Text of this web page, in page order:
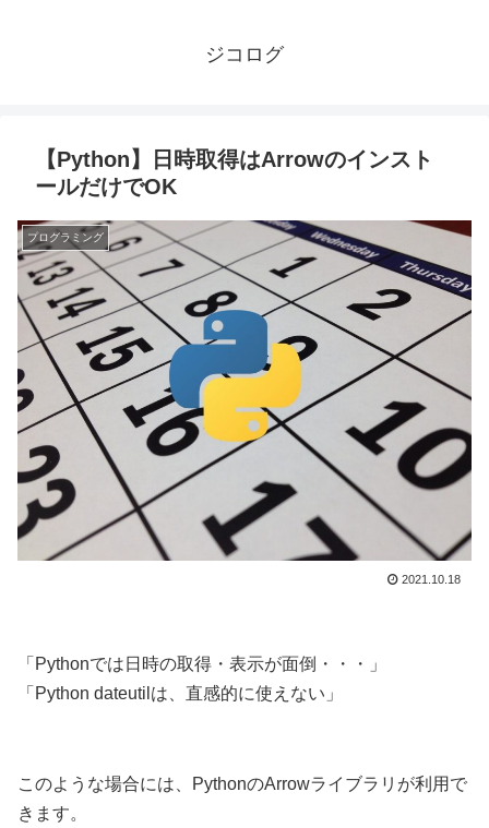
ジコログ
【Python】日時取得はArrowのインスト
ールだけでOK
プログラミング
2021.10.18
「Pythonでは日時の取得・表示が面倒・・・」
「Python dateutilは、直感的に使えない」
このような場合には、PythonのArrowライブラリが利用で
きます。